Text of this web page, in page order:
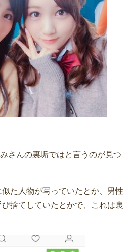
さんの裏垢ではと言うのが見つ
た人物が写っていたとか、男性
び捨てしていたとかで、これは裏